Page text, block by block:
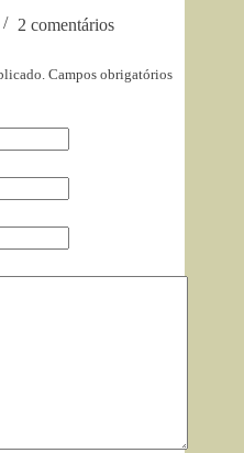
2 comentários
Campos obrigatórios